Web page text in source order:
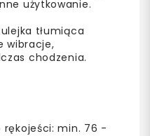
użytkowanie.
tłumiąca
wibracje,
chodzenia.
rękojeści: min. 76 -